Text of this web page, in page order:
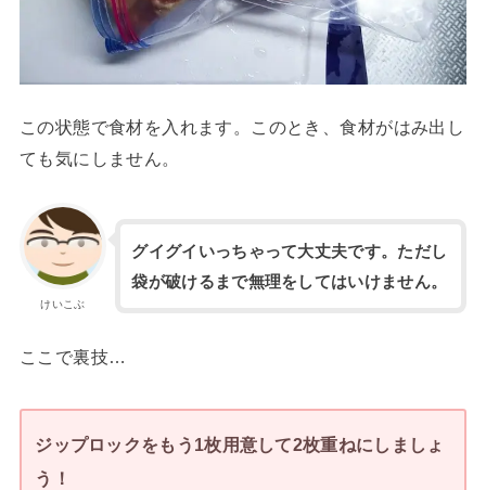
この状態で食材を入れます。このとき、食材がはみ出し
ても気にしません。
けいこぶ
グイグイいっちゃって大丈夫です。ただし
袋が破けるまで無理をしてはいけません。
ここで裏技…
ジップロックをもう1枚用意して2枚重ねにしましょ
う！